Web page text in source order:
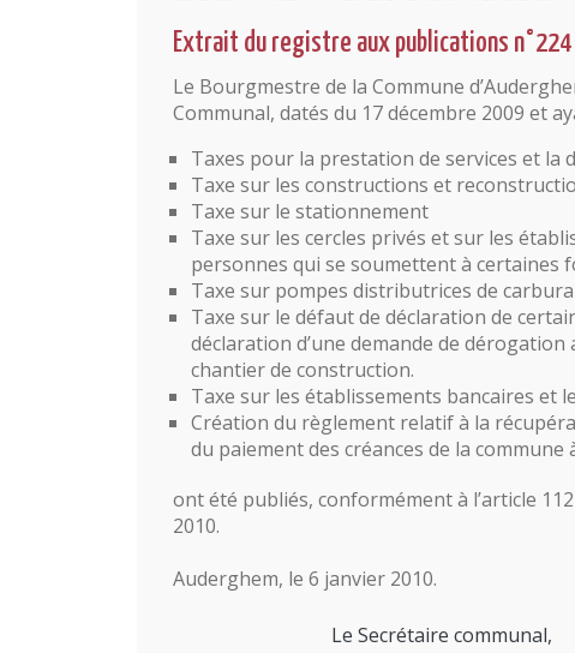
Extrait du registre aux publications n°224
Le Bourgmestre de la Commune
Communal, datés du 17 décembre 2009 et
Taxes pour la prestation de services et la
Taxe sur les constructions et
Taxe sur le stationnement
Taxe sur les cercles privés et sur les
personnes qui se soumettent à certaines
Taxe sur pompes distributrices de
Taxe sur le défaut de déclaration de
déclaration d’une demande de
chantier de construction.
Taxe sur les établissements bancaires et
Création du règlement relatif à la
du paiement des créances de la commune
ont été publiés, conformément à l’article
2010.
Auderghem, le 6 janvier 2010.
Le Secrétaire communal,